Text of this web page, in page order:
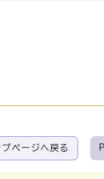
プページへ戻る